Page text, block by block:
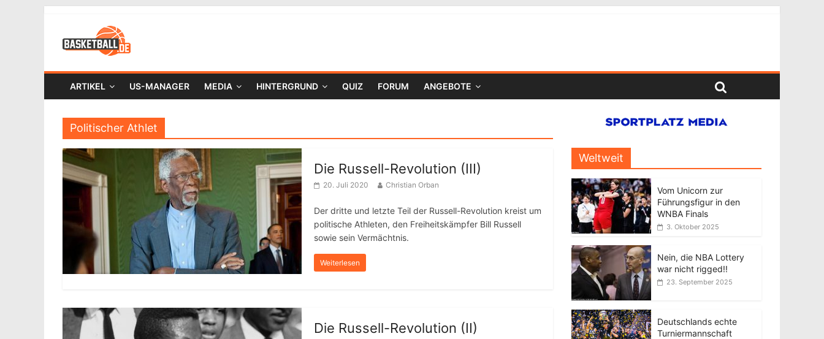
ARTIKEL US-MANAGER MEDIA HINTERGRUND QUIZ FORUM ANGEBOTE
Politischer Athlet
Die Russell-Revolution (III)
20. Juli 2020 Christian Orban
Der dritte und letzte Teil der Russell-Revolution kreist um
politische Athleten, den Freiheitskämpfer Bill Russell
sowie sein Vermächtnis.
Weiterlesen
Die Russell-Revolution (II)
Weltweit
Vom Unicorn zur
Führungsfigur in den
WNBA Finals
3. Oktober 2025
Nein, die NBA Lottery
war nicht rigged!!
23. September 2025
Deutschlands echte
Turniermannschaft